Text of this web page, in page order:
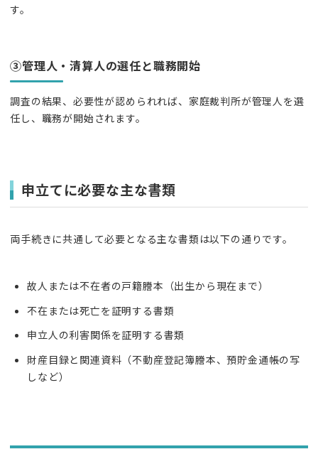
す。
③管理人・清算人の選任と職務開始
調査の結果、必要性が認められれば、家庭裁判所が管理人を選
任し、職務が開始されます。
申立てに必要な主な書類
両手続きに共通して必要となる主な書類は以下の通りです。
故人または不在者の戸籍謄本（出生から現在まで）
不在または死亡を証明する書類
申立人の利害関係を証明する書類
財産目録と関連資料（不動産登記簿謄本、預貯金通帳の写
しなど）